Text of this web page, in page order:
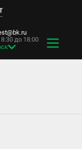
до 18:00